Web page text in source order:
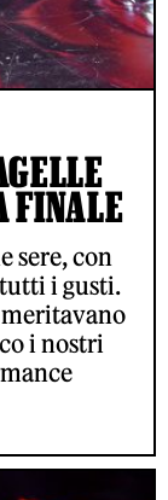
FINALE
sere, con
i gusti.
i nostri